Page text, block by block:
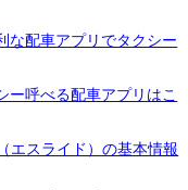
な配車アプリでタクシー
ー呼べる配車アプリはこ
エスライド）の基本情報